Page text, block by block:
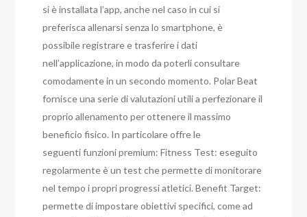
si è installata l’app, anche nel caso in cui si
preferisca allenarsi senza lo smartphone, è
possibile registrare e trasferire i dati
nell’applicazione, in modo da poterli consultare
comodamente in un secondo momento. Polar Beat
fornisce una serie di valutazioni utili a perfezionare il
proprio allenamento per ottenere il massimo
beneficio fisico. In particolare offre le
seguenti funzioni premium: Fitness Test: eseguito
regolarmente è un test che permette di monitorare
nel tempo i propri progressi atletici. Benefit Target:
permette di impostare obiettivi specifici, come ad